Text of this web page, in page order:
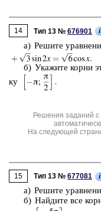
14 Тип 13 № 676901 i
а) Ре­ши­те
б) Ука­жи­те корни
ку
Решения заданий с
На следующей
15 Тип 13 № 677081 i
а) Ре­ши­те
б) Най­ди­те все